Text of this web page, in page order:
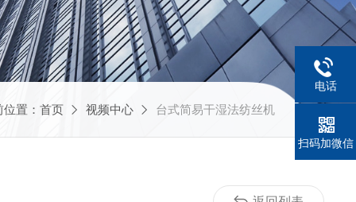
置： 首页 视频中心 台式简易干湿法纺丝机
电话
扫码加微信